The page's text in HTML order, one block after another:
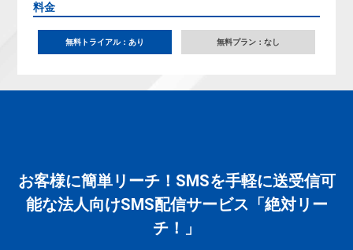
料金
無料トライアル：あり 無料プラン：なし
お客様に簡単リーチ！SMSを手軽に送受信可
能な法人向けSMS配信サービス「絶対リー
チ！」